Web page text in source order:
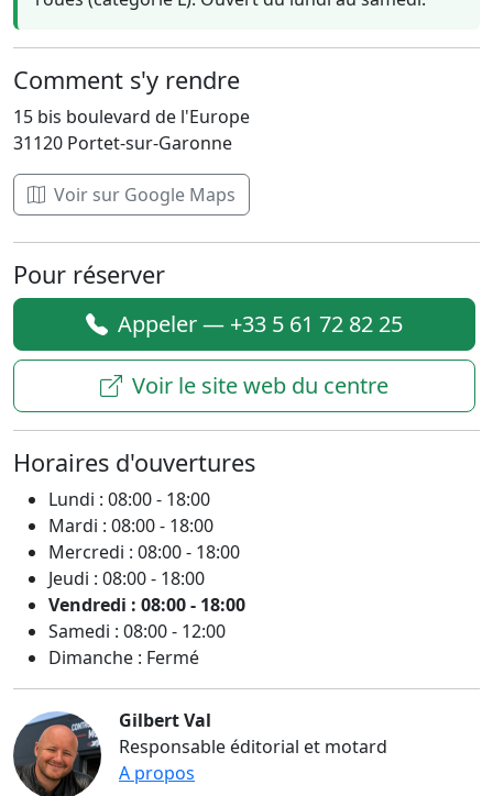
Comment s'y rendre
15 bis boulevard de l'Europe
31120 Portet-sur-Garonne
Voir sur Google Maps
Pour réserver
Appeler — +33 5 61 72 82 25
Voir le site web du centre
Horaires d'ouvertures
Lundi : 08:00 - 18:00
Mardi : 08:00 - 18:00
Mercredi : 08:00 - 18:00
Jeudi : 08:00 - 18:00
Vendredi : 08:00 - 18:00
Samedi : 08:00 - 12:00
Dimanche : Fermé
Gilbert Val
Responsable éditorial et motard
A propos